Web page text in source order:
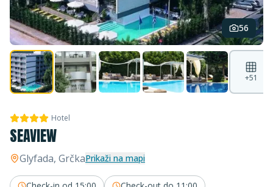
56
+51
Hotel
SEAVIEW
Glyfada, GrčkaPrikaži na mapi